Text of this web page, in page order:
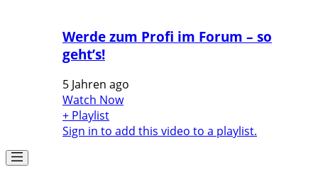
Werde zum Profi im Forum – so
geht’s!
5 Jahren ago
Watch Now
+ Playlist
Sign in to add this video to a playlist.